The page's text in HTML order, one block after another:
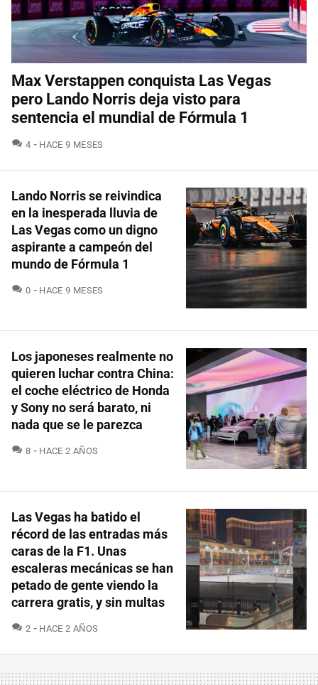
Max Verstappen conquista Las Vegas
pero Lando Norris deja visto para
sentencia el mundial de Fórmula 1
4 COMENTARIOS
HACE 9 MESES
Lando Norris se reivindica
en la inesperada lluvia de
Las Vegas como un digno
aspirante a campeón del
mundo de Fórmula 1
0 COMENTARIOS
HACE 9 MESES
Los japoneses realmente no
quieren luchar contra China:
el coche eléctrico de Honda
y Sony no será barato, ni
nada que se le parezca
8 COMENTARIOS
HACE 2 AÑOS
Las Vegas ha batido el
récord de las entradas más
caras de la F1. Unas
escaleras mecánicas se han
petado de gente viendo la
carrera gratis, y sin multas
2 COMENTARIOS
HACE 2 AÑOS